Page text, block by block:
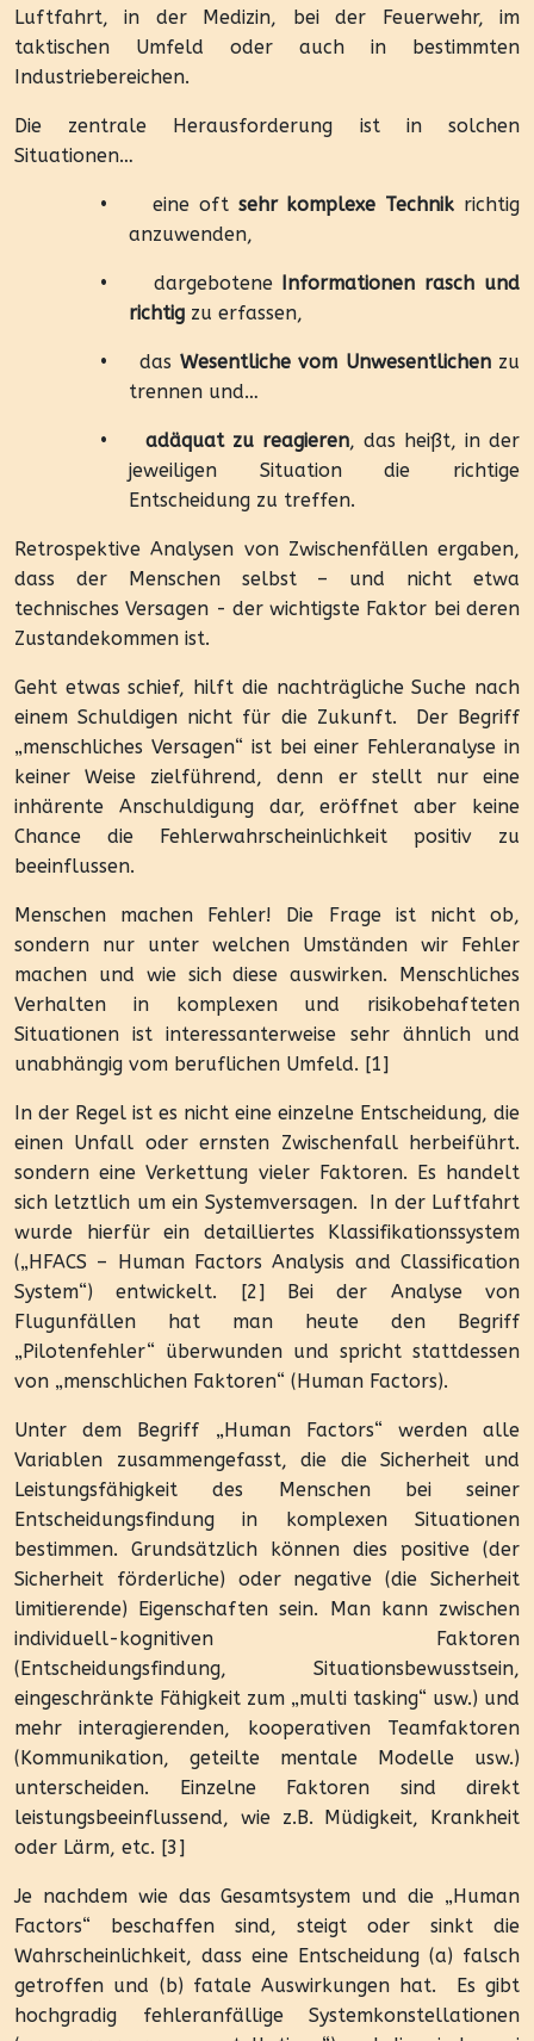
Luftfahrt, in der Medizin, bei der Feuerwehr, im
taktischen Umfeld oder auch in bestimmten
Industriebereichen.
Die zentrale Herausforderung ist in solchen
Situationen…
• eine oft sehr komplexe Technik richtig
anzuwenden,
• dargebotene Informationen rasch und
richtig zu erfassen,
• das Wesentliche vom Unwesentlichen zu
trennen und…
• adäquat zu reagieren, das heißt, in der
jeweiligen Situation die richtige
Entscheidung zu treffen.
Retrospektive Analysen von Zwischenfällen ergaben,
dass der Menschen selbst – und nicht etwa
technisches Versagen - der wichtigste Faktor bei deren
Zustandekommen ist.
Geht etwas schief, hilft die nachträgliche Suche nach
einem Schuldigen nicht für die Zukunft.
Der Begriff
„menschliches Versagen“ ist bei einer Fehleranalyse in
keiner Weise zielführend, denn er stellt nur eine
inhärente Anschuldigung dar, eröffnet aber keine
Chance die Fehlerwahrscheinlichkeit positiv zu
beeinflussen.
Menschen machen Fehler! Die Frage ist nicht ob,
sondern nur unter welchen Umständen wir Fehler
machen und wie sich diese auswirken. Menschliches
Verhalten in komplexen und risikobehafteten
Situationen ist interessanterweise sehr ähnlich und
unabhängig vom beruflichen Umfeld. [1]
In der Regel ist es nicht eine einzelne Entscheidung, die
einen Unfall oder ernsten Zwischenfall herbeiführt.
sondern eine Verkettung vieler Faktoren. Es handelt
sich letztlich um ein Systemversagen.
In der Luftfahrt
wurde hierfür ein detailliertes Klassifikationssystem
(„HFACS – Human Factors Analysis and Classification
System“) entwickelt. [2] Bei der Analyse von
Flugunfällen hat man heute den Begriff
„Pilotenfehler“ überwunden und spricht stattdessen
von „menschlichen Faktoren“ (Human Factors).
Unter dem Begriff „Human Factors“ werden alle
Variablen zusammengefasst, die die Sicherheit und
Leistungsfähigkeit des Menschen bei seiner
Entscheidungsfindung in komplexen Situationen
bestimmen. Grundsätzlich können dies positive (der
Sicherheit förderliche) oder negative (die Sicherheit
limitierende) Eigenschaften sein. Man kann zwischen
individuell-kognitiven Faktoren
(Entscheidungsfindung, Situationsbewusstsein,
eingeschränkte Fähigkeit zum „multi tasking“ usw.) und
mehr interagierenden, kooperativen Teamfaktoren
(Kommunikation, geteilte mentale Modelle usw.)
unterscheiden. Einzelne Faktoren sind direkt
leistungsbeeinflussend, wie z.B. Müdigkeit, Krankheit
oder Lärm, etc. [3]
Je nachdem wie das Gesamtsystem und die „Human
Factors“ beschaffen sind, steigt oder sinkt die
Wahrscheinlichkeit, dass eine Entscheidung (a) falsch
getroffen und (b) fatale Auswirkungen hat.
Es gibt
hochgradig fehleranfällige Systemkonstellationen